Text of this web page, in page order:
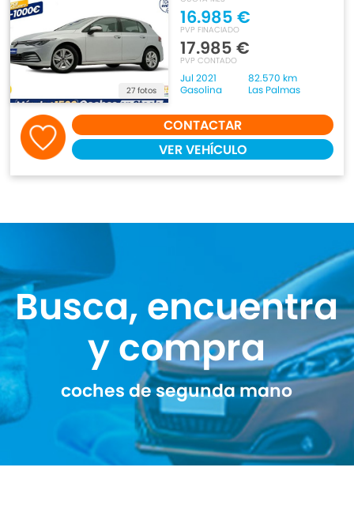
27 fotos
16.985 €
PVP FINACIADO
17.985 €
PVP CONTADO
Jul 2021
82.570 km
Gasolina
Las Palmas
CONTACTAR
VER VEHÍCULO
Busca, encuentra
y compra
coches de segunda mano